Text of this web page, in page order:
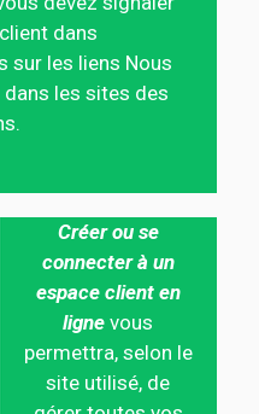
dans
sur les liens Nous
dans les sites des
Créer ou se
connecter à un
espace client en
ligne vous
permettra, selon le
site utilisé, de